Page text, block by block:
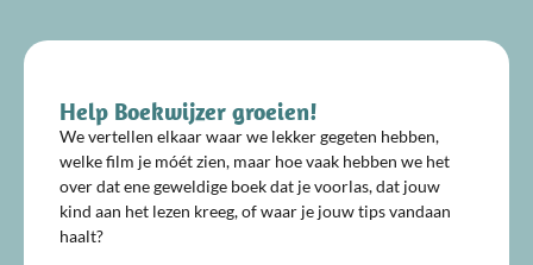
Help Boekwijzer groeien!
We vertellen elkaar waar we lekker gegeten hebben,
welke film je móét zien, maar hoe vaak hebben we het
over dat ene geweldige boek dat je voorlas, dat jouw
kind aan het lezen kreeg, of waar je jouw tips vandaan
haalt?